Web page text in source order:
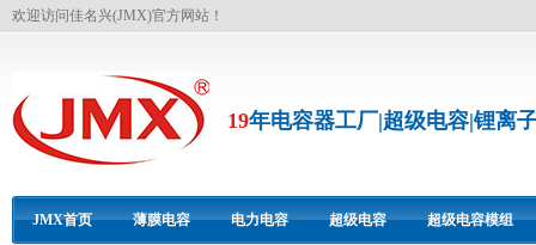
欢迎访问佳名兴(JMX)官方网站！
19年电容器工厂|超级电容|锂离
JMX首页 薄膜电容 电力电容 超级电容 超级电容模组